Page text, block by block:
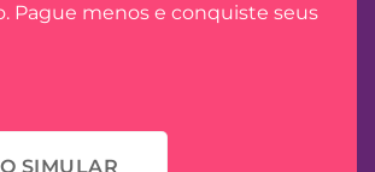
Pague menos e conquiste seus
SIMULAR